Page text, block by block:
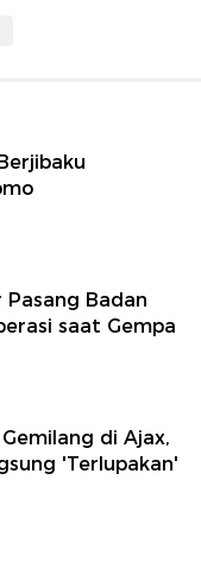
Badan
saat Gempa
di Ajax,
'Terlupakan'